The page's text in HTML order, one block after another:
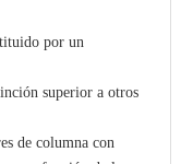
por un
superior a otros
de columna con